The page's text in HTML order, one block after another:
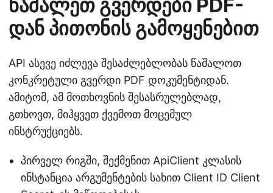
წაშალეთ გვერდები PDF-
დან პითონის გამოყენებით
API ასევე იძლევა შესაძლებლობას წაშალოთ
კონკრეტული გვერდი PDF დოკუმენტიდან.
ამიტომ, ამ მოთხოვნის შესასრულებლად,
გთხოვთ, მიჰყვეთ ქვემოთ მოცემულ
ინსტრუქციებს.
პირველ რიგში, შექმენით ApiClient კლასის
ინსტანცია არგუმენტების სახით Client ID Client